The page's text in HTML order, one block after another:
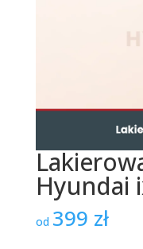
Hyundai
od 399 zł